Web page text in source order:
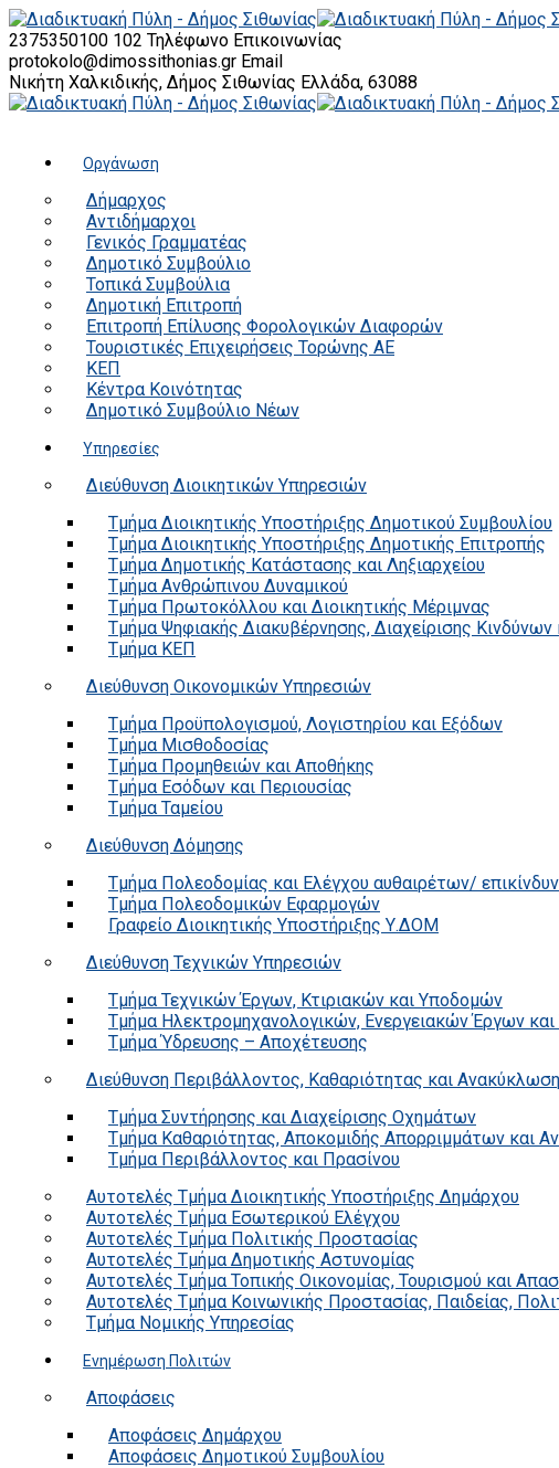
2375350100 102 Τηλέφωνο Επικοινωνίας
protokolo@dimossithonias.gr Email
Νικήτη Χαλκιδικής, Δήμος Σιθωνίας Ελλάδα, 63088
Οργάνωση
Δήμαρχος
Αντιδήμαρχοι
Γενικός Γραμματέας
Δημοτικό Συμβούλιο
Τοπικά Συμβούλια
Δημοτική Επιτροπή
Επιτροπή Επίλυσης Φορολογικών Διαφορών
Τουριστικές Επιχειρήσεις Τορώνης ΑΕ
ΚΕΠ
Κέντρα Κοινότητας
Δημοτικό Συμβούλιο Νέων
Υπηρεσίες
Διεύθυνση Διοικητικών Υπηρεσιών
Τμήμα Διοικητικής Υποστήριξης Δημοτικού Συμβουλίου
Τμήμα Διοικητικής Υποστήριξης Δημοτικής Επιτροπής
Τμήμα Δημοτικής Κατάστασης και Ληξιαρχείου
Τμήμα Ανθρώπινου Δυναμικού
Τμήμα Πρωτοκόλλου και Διοικητικής Μέριμνας
Τμήμα Ψηφιακής Διακυβέρνησης, Διαχείρισης
Τμήμα ΚΕΠ
Διεύθυνση Οικονομικών Υπηρεσιών
Τμήμα Προϋπολογισμού, Λογιστηρίου και Εξόδων
Τμήμα Μισθοδοσίας
Τμήμα Προμηθειών και Αποθήκης
Τμήμα Εσόδων και Περιουσίας
Τμήμα Ταμείου
Διεύθυνση Δόμησης
Τμήμα Πολεοδομίας και Ελέγχου αυθαιρέτων/
Τμήμα Πολεοδομικών Εφαρμογών
Γραφείο Διοικητικής Υποστήριξης Υ.ΔΟΜ
Διεύθυνση Τεχνικών Υπηρεσιών
Τμήμα Τεχνικών Έργων, Κτιριακών και Υποδομών
Τμήμα Ηλεκτρομηχανολογικών, Ενεργειακών Έργων
Τμήμα Ύδρευσης – Αποχέτευσης
Διεύθυνση Περιβάλλοντος, Καθαριότητας και
Τμήμα Συντήρησης και Διαχείρισης Οχημάτων
Τμήμα Καθαριότητας, Αποκομιδής Απορριμμάτων και
Τμήμα Περιβάλλοντος και Πρασίνου
Αυτοτελές Τμήμα Διοικητικής Υποστήριξης Δημάρχου
Αυτοτελές Τμήμα Εσωτερικού Ελέγχου
Αυτοτελές Τμήμα Πολιτικής Προστασίας
Αυτοτελές Τμήμα Δημοτικής Αστυνομίας
Αυτοτελές Τμήμα Τοπικής Οικονομίας, Τουρισμού και
Αυτοτελές Τμήμα Κοινωνικής Προστασίας, Παιδείας,
Τμήμα Νομικής Υπηρεσίας
Ενημέρωση Πολιτών
Αποφάσεις
Αποφάσεις Δημάρχου
Αποφάσεις Δημοτικού Συμβουλίου